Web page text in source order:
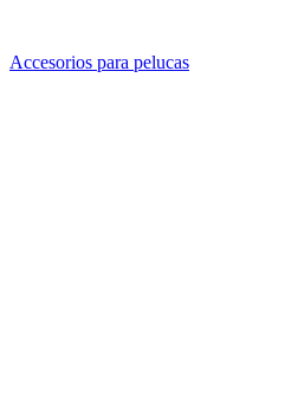
Accesorios para pelucas